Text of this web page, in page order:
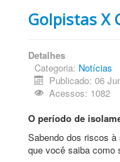
Golpistas X
Detalhes
Categoria: Notícias
Publicado: 06
Acessos: 1082
O período de
Sabendo dos riscos
que você saiba como